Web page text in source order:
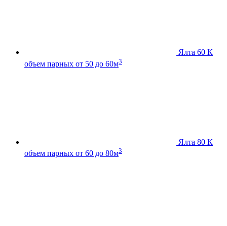
Ялта 60 К
объем парных от 50 до 60м3
Ялта 80 К
объем парных от 60 до 80м3